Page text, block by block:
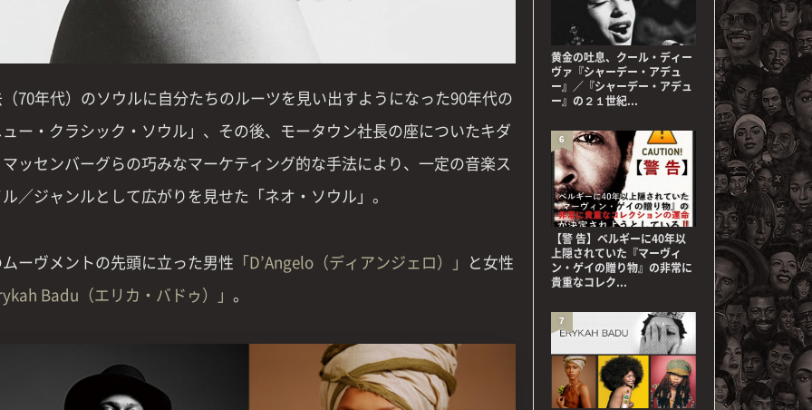
70年代）のソウルに自分たちのルーツを見い出すようになった90年代の
ー・クラシック・ソウル」、その後、モータウン社長の座についたキダ
ッセンバーグらの巧みなマーケティング的な手法により、一定の音楽ス
／ジャンルとして広がりを見せた「ネオ・ソウル」。
ーヴメントの先頭に立った男性 「D’Angelo（ディアンジェロ）」 と女性
Badu（エリカ・バドゥ）」 。
黄金の吐息、クール・ディー
ヴァ『シャーデー・アデュ
ー』／『シャーデー・アデュ
ー』の２１世紀...
【警 告】ベルギーに40年以
上隠されていた『マーヴィ
ン・ゲイの贈り物』の非常に
貴重なコレク...
6
7